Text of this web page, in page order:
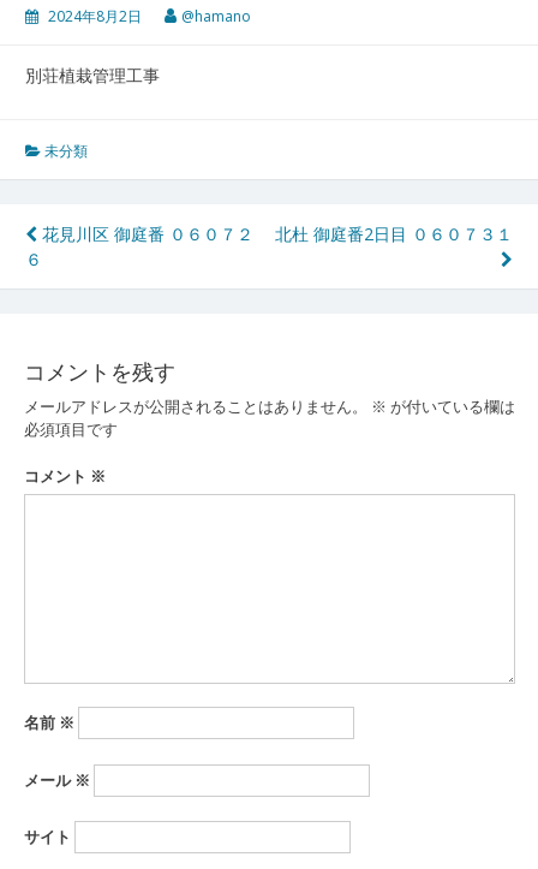
2024年8月2日 @hamano
別荘植栽管理工事
未分類
投
稿
ビ
ゲ
ー
シ
花見川区 御庭番 ０６０７２
６
北杜 御庭番2日目 ０６０７３１
コメントを残す
メールアドレスが公開されることはありません。 ※ が付いている欄は
必須項目です
コメント ※
名前 ※
メール ※
サイト